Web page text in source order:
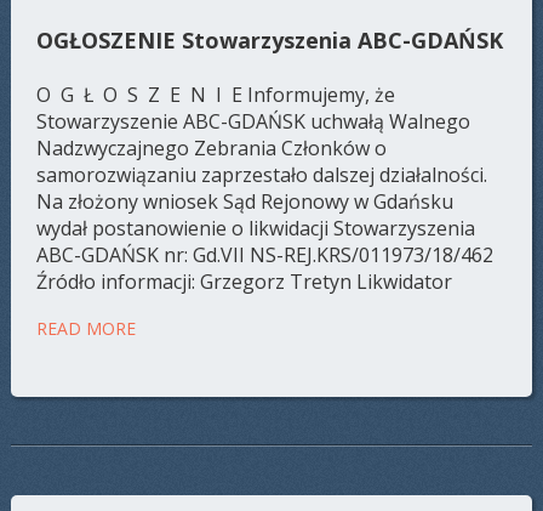
OGŁOSZENIE Stowarzyszenia ABC-GDAŃSK
O G Ł O S Z E N I E Informujemy, że
Stowarzyszenie ABC-GDAŃSK uchwałą Walnego
Nadzwyczajnego Zebrania Członków o
samorozwiązaniu zaprzestało dalszej działalności.
Na złożony wniosek Sąd Rejonowy w Gdańsku
wydał postanowienie o likwidacji Stowarzyszenia
ABC-GDAŃSK nr: Gd.VII NS-REJ.KRS/011973/18/462
Źródło informacji: Grzegorz Tretyn Likwidator
READ MORE